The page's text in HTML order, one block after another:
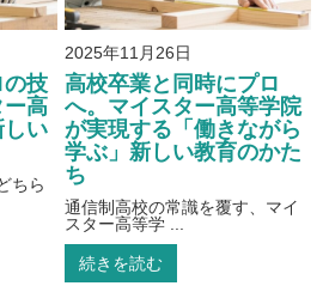
の技
ー高
しい
ちら
2025年11月26日
高校卒業と同時にプロ
へ。マイスター高等学院
が実現する「働きながら
学ぶ」新しい教育のかた
ち
通信制高校の常識を覆す、マイ
スター高等学 ...
続きを読む